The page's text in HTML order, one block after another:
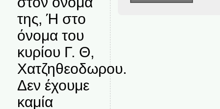
της, Ή στο
όνομα του
κυρίου Γ. Θ,
Χατζηθεοδωρου.
Δεν έχουμε
καμία